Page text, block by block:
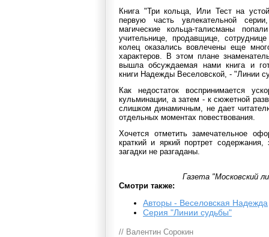
Книга "Три кольца, Или Тест на
первую часть увлекательной
магические кольца-талисманы
учительнице, продавщице,
колец оказались вовлечены еще
характеров. В этом плане
вышла обсуждаемая нами книга и
книги Надежды Веселовской, - "Линии
Как недостаток воспринимается
кульминации, а затем - к сюжетной
слишком динамичным, не дает
отдельных моментах повествования.
Хочется отметить замечательное
краткий и яркий портрет
загадки не разгаданы.
Газета "Московский
Смотри также:
Авторы - Веселовская Надежда
Серия "Линии судьбы"
// Валентин Сорокин